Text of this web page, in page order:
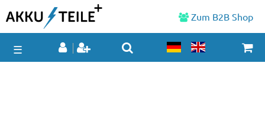
Zum B2B Shop
☰